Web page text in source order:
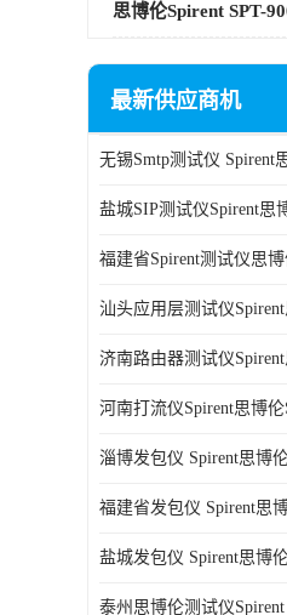
思博伦Spirent SPT-
最新供应商机